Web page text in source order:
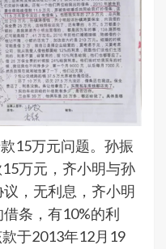
15万元问题。孙振
万元，齐小明与孙
，无利息，齐小明
条，有10%的利
于2013年12月19